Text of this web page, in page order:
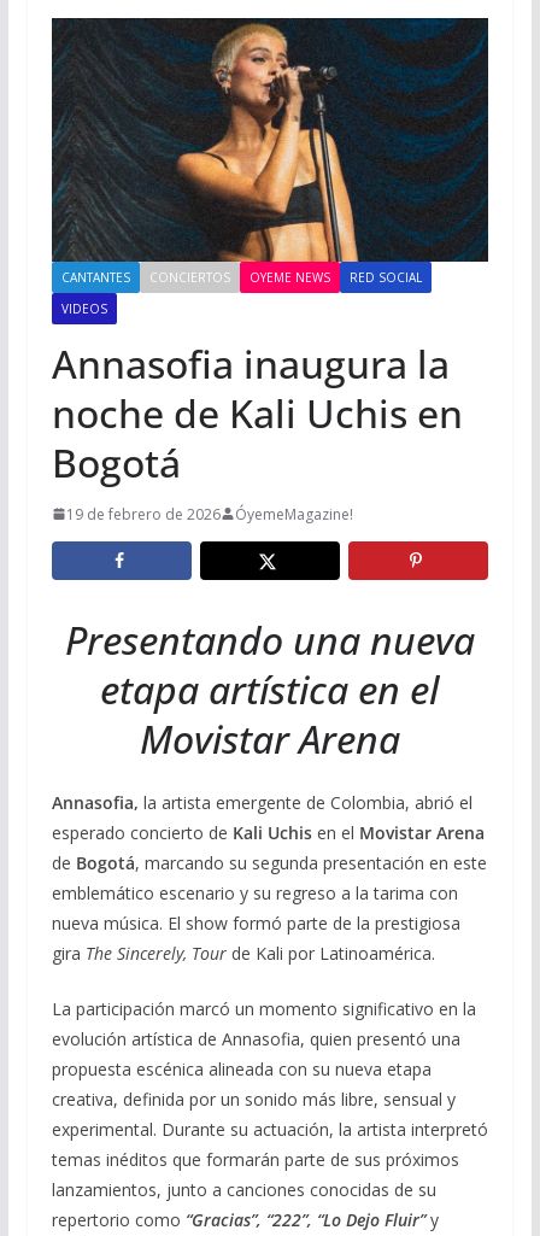
CANTANTES CONCIERTOS OYEME NEWS
RED SOCIAL
VIDEOS
Annasofia inaugura la
noche de Kali Uchis en
Bogotá
19 de febrero de 2026 ÓyemeMagazine!
Presentando una nueva
etapa artística en el
Movistar Arena
Annasofia, la artista emergente de Colombia, abrió el
esperado concierto de Kali Uchisen el Movistar Arena
de Bogotá, marcando su segunda presentación en este
emblemático escenario y su regreso a la tarima con
nueva música. El show formó parte de la prestigiosa
gira The Sincerely, Tourde Kali por Latinoamérica.
La participación marcó un momento significativo en la
evolución artística de Annasofia, quien presentó una
propuesta escénica alineada con su nueva etapa
creativa, definida por un sonido más libre, sensual y
experimental. Durante su actuación, la artista interpretó
temas inéditos que formarán parte de sus próximos
lanzamientos, junto a canciones conocidas de su
repertorio como “Gracias”, “222”, “Lo Dejo Fluir”y